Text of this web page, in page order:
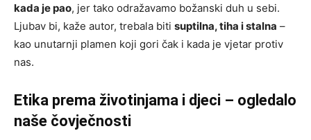
kada je pao, jer tako odražavamo božanski duh u sebi.
Ljubav bi, kaže autor, trebala biti suptilna, tiha i stalna –
kao unutarnji plamen koji gori čak i kada je vjetar protiv
nas.
Etika prema životinjama i djeci – ogledalo
naše čovječnosti